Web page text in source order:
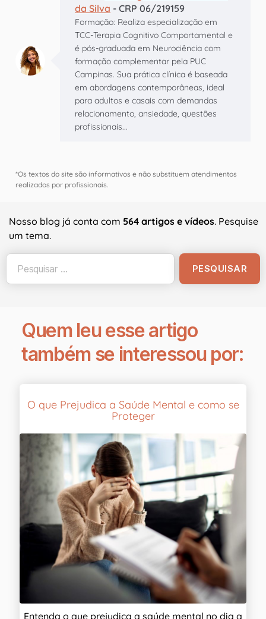
da Silva - CRP 06/219159
Formação: Realiza especialização em
TCC-Terapia Cognitivo Comportamental e
é pós-graduada em Neurociência com
formação complementar pela PUC
Campinas. Sua prática clínica é baseada
em abordagens contemporâneas, ideal
para adultos e casais com demandas
relacionamento, ansiedade, questões
profissionais...
*Os textos do site são informativos e não substituem atendimentos
realizados por profissionais.
Nosso blog já conta com 564 artigos e vídeos. Pesquise
um tema.
Quem leu esse artigo
também se interessou por:
O que Prejudica a Saúde Mental e como se
Proteger
Entenda o que prejudica a saúde mental no dia a